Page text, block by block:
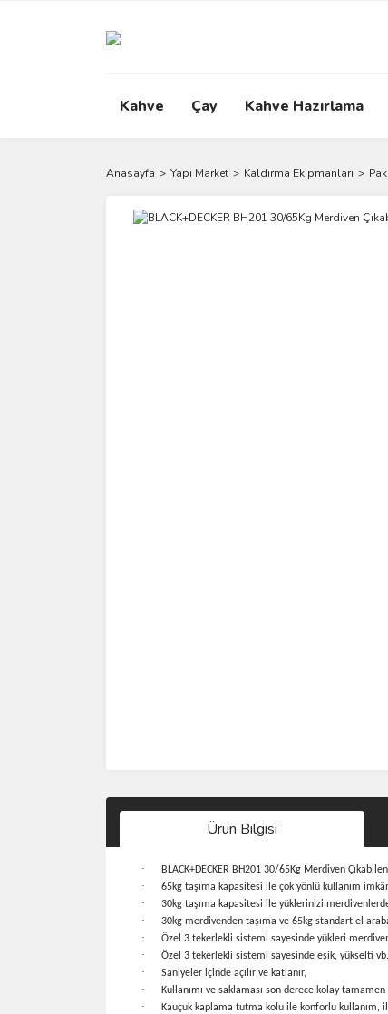
Kahve Çay Kahve Hazırlama
Anasayfa Yapı Market Kaldırma Ekipmanları
Ürün Bilgisi
· BLACK+DECKER BH201 30/65Kg Merdiven
· 65kg taşıma kapasitesi ile çok yönlü kullanım
· 30kg taşıma kapasitesi ile yüklerinizi
· 30kg merdivenden taşıma ve 65kg standart el
· Özel 3 tekerlekli sistemi sayesinde yükleri
· Özel 3 tekerlekli sistemi sayesinde eşik, yükselti
· Saniyeler içinde açılır ve katlanır,
· Kullanımı ve saklaması son derece kolay
· Kauçuk kaplama tutma kolu ile konforlu kullanım,